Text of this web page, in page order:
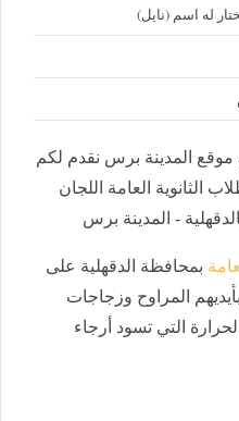
له اسم (نايل)
موقع المدينة برس نقدم لكم
الثانوية العامة اللجان
- المدينة برس
بمحافظة الدقهلية على
المراوح وزجاجات
التي تسود أرجاء